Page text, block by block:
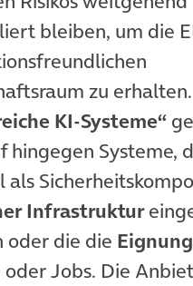
bleiben, um die
zu
KI-Systeme“
hingegen Systeme,
als
Infrastruktur
oder die die
Jobs. Die